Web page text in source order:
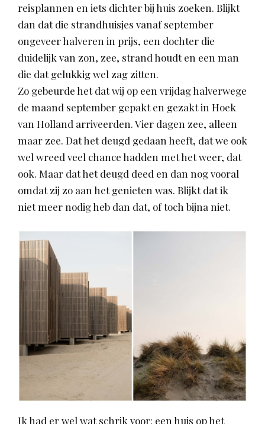
reisplannen en iets dichter bij huis zoeken. Blijkt
dan dat die strandhuisjes vanaf september
ongeveer halveren in prijs, een dochter die
duidelijk van zon, zee, strand houdt en een man
die dat gelukkig wel zag zitten.
Zo gebeurde het dat wij op een vrijdag halverwege
de maand september gepakt en gezakt in Hoek
van Holland arriveerden. Vier dagen zee, alleen
maar zee. Dat het deugd gedaan heeft, dat we ook
wel wreed veel chance hadden met het weer, dat
ook. Maar dat het deugd deed en dan nog vooral
omdat zij zo aan het genieten was. Blijkt dat ik
niet meer nodig heb dan dat, of toch bijna niet.
Ik had er wel wat schrik voor: een huis op het